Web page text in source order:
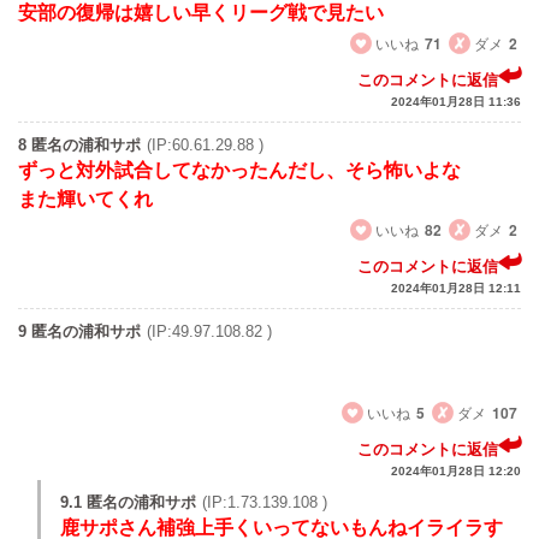
安部の復帰は嬉しい早くリーグ戦で見たい
いいね 71 ダメ 2
このコメントに返信
2024年01月28日 11:36
8 匿名の浦和サポ (IP:60.61.29.88 )
ずっと対外試合してなかったんだし、そら怖いよな
また輝いてくれ
いいね 82 ダメ 2
このコメントに返信
2024年01月28日 12:11
9 匿名の浦和サポ (IP:49.97.108.82 )
いいね 5 ダメ 107
このコメントに返信
2024年01月28日 12:20
9.1 匿名の浦和サポ (IP:1.73.139.108 )
鹿サポさん補強上手くいってないもんねイライラす